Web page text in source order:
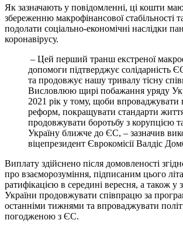
Як зазначають у повідомленні, ці кошти
збереженню макрофінансової стабільності
подолати соціально-економічні наслідки
коронавірусу.
– Цей перший транш екстреної
допомоги підтверджує солідарність
та продовжує нашу тривалу тісну
Висловлюю щирі побажання уряду
2021 рік у тому, щоби впроваджувати
реформ, покращувати стандарти
продовжувати боротьбу з корупцією
Україну ближче до ЄС, – зазначив
віцепрезидент Єврокомісії Валдіс
Виплату здійснено після домовленості
про взаєморозуміння, підписаним цього
ратифікацією в середині вересня, а також у
України продовжувати співпрацю за
останніми тижнями та впроваджувати
погодженою з ЄС.